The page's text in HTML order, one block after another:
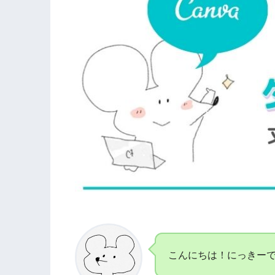
こんにちは！にっきー